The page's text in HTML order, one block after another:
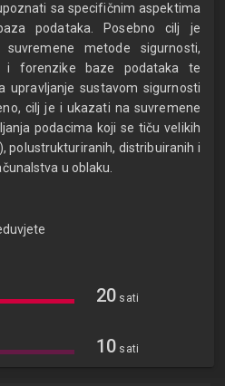
sa specifičnim aspektima
podataka. Posebno cilj je
metode sigurnosti,
i forenzike baze podataka te
upravljanje sustavom sigurnosti
cilj je i ukazati na suvremene
podacima koji se tiču velikih
polustrukturiranih, distribuiranih i
u oblaku.
20 sati
10 sati